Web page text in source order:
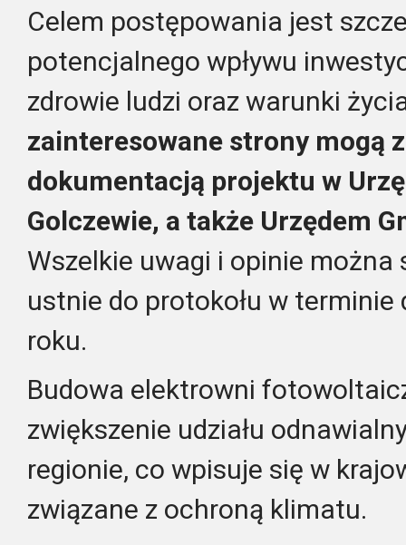
Celem postępowania jest
potencjalnego wpływu
zdrowie ludzi oraz warunki
zainteresowane strony mogą
dokumentacją projektu w
Golczewie, a także Urzędem
Wszelkie uwagi i opinie można
ustnie do protokołu w
roku.
Budowa elektrowni
zwiększenie udziału
regionie, co wpisuje się w
związane z ochroną klimatu.